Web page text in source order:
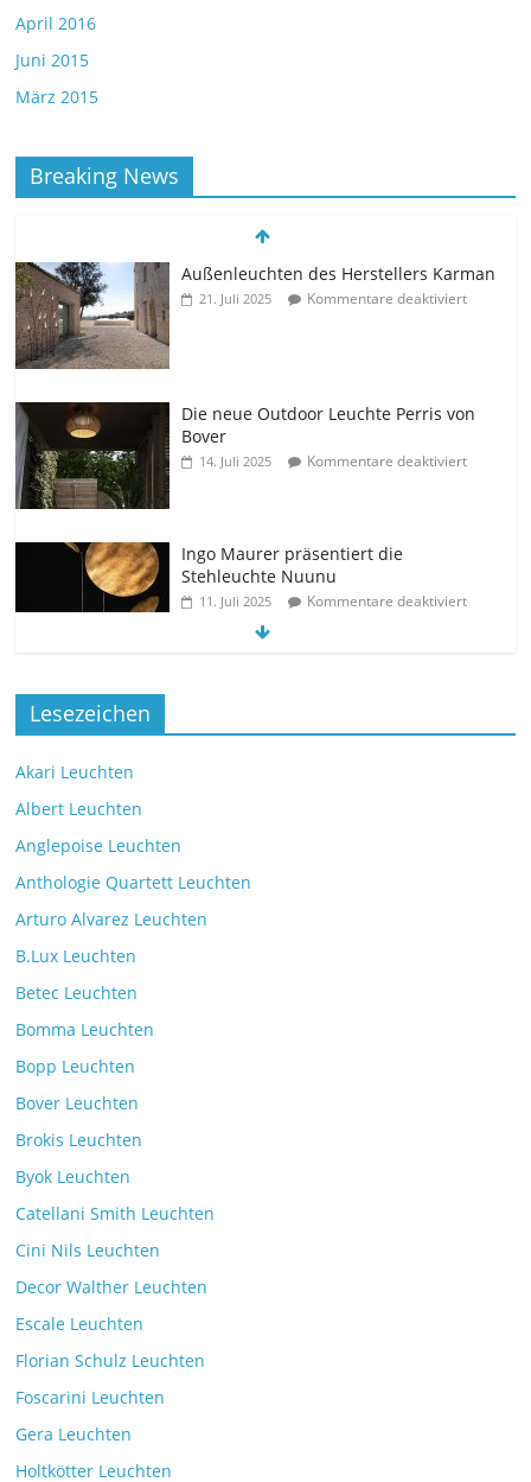
April 2016
Juni 2015
März 2015
Breaking News
Außenleuchten des Herstellers Karman
21. Juli 2025 Kommentare deaktiviert
Die neue Outdoor Leuchte Perris von
Bover
14. Juli 2025 Kommentare deaktiviert
Ingo Maurer präsentiert die
Stehleuchte Nuunu
11. Juli 2025 Kommentare deaktiviert
9. Juli 2025 Kommentare deaktiviert
7. Juli 2025
Herstellers Brokis
Lesezeichen
Akari Leuchten
Albert Leuchten
Anglepoise Leuchten
Anthologie Quartett Leuchten
Arturo Alvarez Leuchten
B.Lux Leuchten
Betec Leuchten
Bomma Leuchten
Bopp Leuchten
Bover Leuchten
Brokis Leuchten
Byok Leuchten
Catellani Smith Leuchten
Cini Nils Leuchten
Decor Walther Leuchten
Escale Leuchten
Florian Schulz Leuchten
Foscarini Leuchten
Gera Leuchten
Holtkötter Leuchten